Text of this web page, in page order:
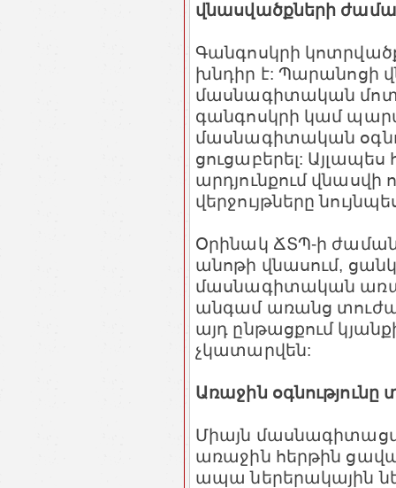
վնասվածքների
Գանգոսկրի
խնդիր է: Պարանոցի
մասնագիտական
գանգոսկրի կամ
մասնագիտական
ցուցաբերել:
արդյունքում վնասվի
վերջույթները
Օրինակ ՃՏՊ-ի
անոթի վնասում,
մասնագիտական
անգամ առանց
այդ ընթացքում
չկատարվեն:
Առաջին
Միայն
առաջին հերթին
ապա ներերակային